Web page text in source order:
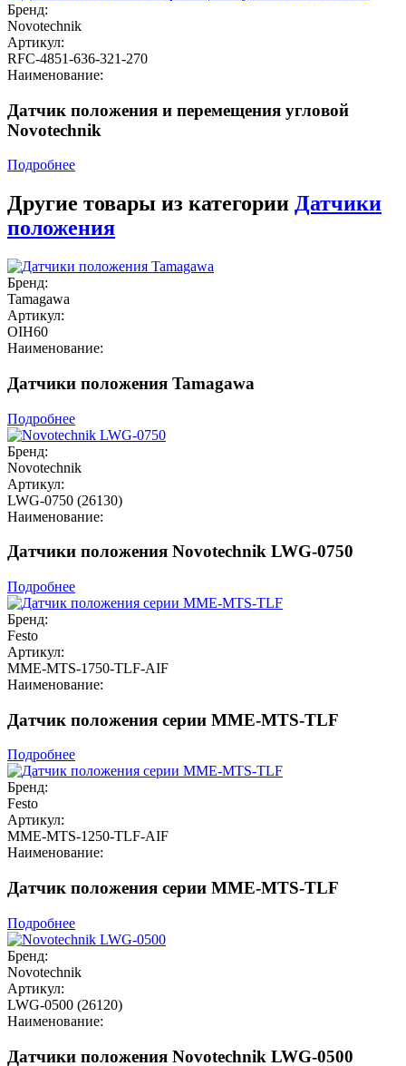
Бренд:
Novotechnik
Артикул:
RFC-4851-636-321-270
Наименование:
Датчик положения и перемещения угловой
Novotechnik
Подробнее
Другие товары из категории Датчики
положения
Бренд:
Tamagawa
Артикул:
OIH60
Наименование:
Датчики положения Tamagawa
Подробнее
Бренд:
Novotechnik
Артикул:
LWG-0750 (26130)
Наименование:
Датчики положения Novotechnik LWG-0750
Подробнее
Бренд:
Festo
Артикул:
MME-MTS-1750-TLF-AIF
Наименование:
Датчик положения серии MME-MTS-TLF
Подробнее
Бренд:
Festo
Артикул:
MME-MTS-1250-TLF-AIF
Наименование:
Датчик положения серии MME-MTS-TLF
Подробнее
Бренд:
Novotechnik
Артикул:
LWG-0500 (26120)
Наименование:
Датчики положения Novotechnik LWG-0500